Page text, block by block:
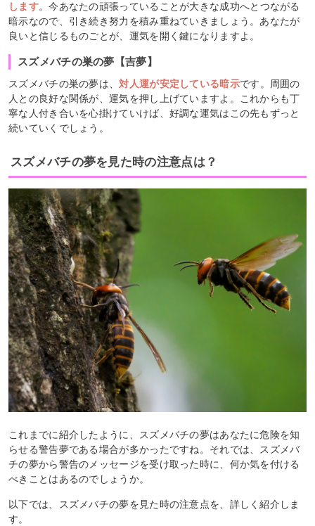
します。今あなたの頑張っていることが大きな成功へとつながる
暗示なので、引き続き努力を積み重ねていきましょう。あなたが
良いと信じるものごとが、運気を開く鍵になりますよ。
スズメバチの巣の夢【吉夢】
スズメバチの巣の夢は、対人運が安定している暗示です。周囲の
人との良好な関係が、運気を押し上げていますよ。これからも丁
寧な人付き合いを心掛けていけば、好調な運気はこの先もずっと
続いていくでしょう。
スズメバチの夢を見た時の注意点は？
これまでに紹介したように、スズメバチの夢はあなたに危険を知
らせる警告夢である場合が多かったですね。それでは、スズメバ
チの夢から警告のメッセージを受け取った時に、何か気を付ける
べきことはあるのでしょうか。
以下では、スズメバチの夢を見た時の注意点を、詳しく紹介しま
す。